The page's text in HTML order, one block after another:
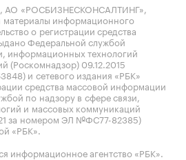
«РОСБИЗНЕСКОНСАЛТИНГ»,
материалы информационного
о регистрации средства
Федеральной службой
информационных технологий
(Роскомнадзор) 09.12.2015
и сетевого издания «РБК»
средства массовой информации
по надзору в сфере связи,
и массовых коммуникаций
за номером ЭЛ №ФС77-82385)
«РБК».
информационное агентство «РБК».